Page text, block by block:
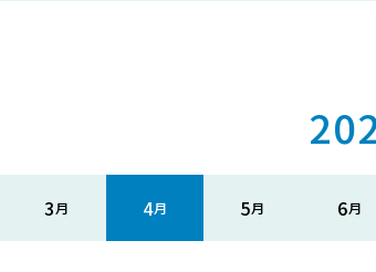
3 4 5 6